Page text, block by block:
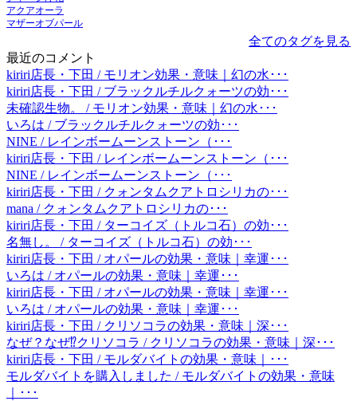
アクアオーラ
マザーオブパール
全てのタグを見る
最近のコメント
kiriri店長・下田 / モリオン効果・意味｜幻の水･･･
kiriri店長・下田 / ブラックルチルクォーツの効･･･
未確認生物。 / モリオン効果・意味｜幻の水･･･
いろは / ブラックルチルクォーツの効･･･
NINE / レインボームーンストーン（･･･
kiriri店長・下田 / レインボームーンストーン（･･･
NINE / レインボームーンストーン（･･･
kiriri店長・下田 / クォンタムクアトロシリカの･･･
mana / クォンタムクアトロシリカの･･･
kiriri店長・下田 / ターコイズ（トルコ石）の効･･･
名無し。 / ターコイズ（トルコ石）の効･･･
kiriri店長・下田 / オパールの効果・意味｜幸運･･･
いろは / オパールの効果・意味｜幸運･･･
kiriri店長・下田 / オパールの効果・意味｜幸運･･･
いろは / オパールの効果・意味｜幸運･･･
kiriri店長・下田 / クリソコラの効果・意味｜深･･･
なぜ？なぜ⁉︎クリソコラ / クリソコラの効果・意味｜深･･･
kiriri店長・下田 / モルダバイトの効果・意味｜･･･
モルダバイトを購入しました / モルダバイトの効果・意味
｜･･･